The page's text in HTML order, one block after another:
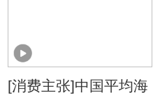
[消费主张]中国平均海